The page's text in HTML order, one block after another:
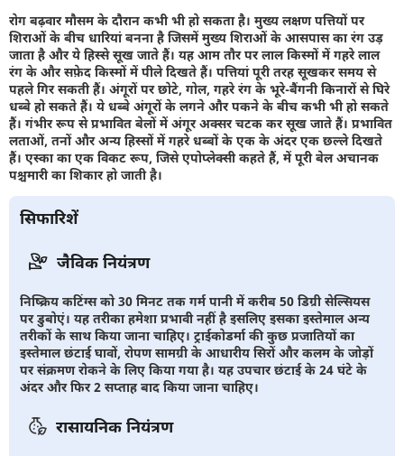
रोग बढ़वार मौसम के दौरान कभी भी हो सकता है। मुख्य लक्षण पत्तियों पर
शिराओं के बीच धारियां बनना है जिसमें मुख्य शिराओं के आसपास का रंग उड़
जाता है और ये हिस्से सूख जाते हैं। यह आम तौर पर लाल किस्मों में गहरे लाल
रंग के और सफ़ेद किस्मों में पीले दिखते हैं। पत्तियां पूरी तरह सूखकर समय से
पहले गिर सकती हैं। अंगूरों पर छोटे, गोल, गहरे रंग के भूरे-बैंगनी किनारों से घिरे
धब्बे हो सकते हैं। ये धब्बे अंगूरों के लगने और पकने के बीच कभी भी हो सकते
हैं। गंभीर रूप से प्रभावित बेलों में अंगूर अक्सर चटक कर सूख जाते हैं। प्रभावित
लताओं, तनों और अन्य हिस्सों में गहरे धब्बों के एक के अंदर एक छल्ले दिखते
हैं। एस्का का एक विकट रूप, जिसे एपोप्लेक्सी कहते हैं, में पूरी बेल अचानक
पश्चमारी का शिकार हो जाती है।
सिफारिशें
जैविक नियंत्रण
निष्क्रिय कटिंग्स को 30 मिनट तक गर्म पानी में करीब 50 डिग्री सेल्सियस
पर डुबोएं। यह तरीका हमेशा प्रभावी नहीं है इसलिए इसका इस्तेमाल अन्य
तरीकों के साथ किया जाना चाहिए। ट्राईकोडर्मा की कुछ प्रजातियों का
इस्तेमाल छंटाई घावों, रोपण सामग्री के आधारीय सिरों और कलम के जोड़ों
पर संक्रमण रोकने के लिए किया गया है। यह उपचार छंटाई के 24 घंटे के
अंदर और फिर 2 सप्ताह बाद किया जाना चाहिए।
रासायनिक नियंत्रण